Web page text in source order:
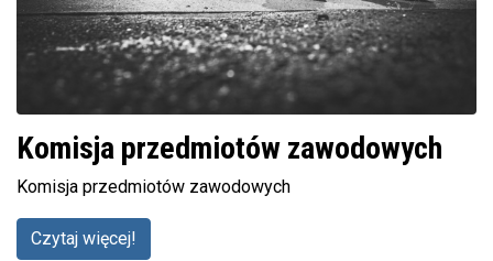
Komisja przedmiotów zawodowych
Komisja przedmiotów zawodowych
Czytaj więcej!